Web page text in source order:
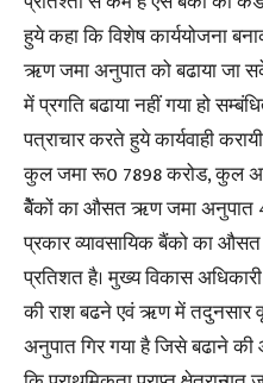
हुये कहा कि विशेष कार्ययोजना
ऋण जमा अनुपात को बढाया जा
में प्रगति बढाया नहीं गया हो
पत्राचार करते हुये कार्यवाही
कुल जमा रू0 7898 करोड, कुल
बेैंकों का औसत ऋण जमा अनुपात
प्रकार व्यावसायिक बैंको का
प्रतिशत है। मुख्य विकास
की राश बढने एवं ऋण में तदुनसार
अनुपात गिर गया है जिसे बढाने